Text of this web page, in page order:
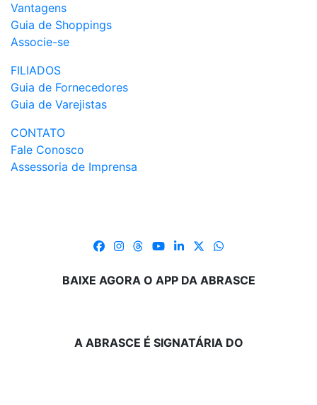
Vantagens
Guia de Shoppings
Associe-se
FILIADOS
Guia de Fornecedores
Guia de Varejistas
CONTATO
Fale Conosco
Assessoria de Imprensa
BAIXE AGORA O APP DA ABRASCE
A ABRASCE É SIGNATÁRIA DO